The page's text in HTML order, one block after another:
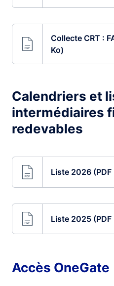
Collecte CRT :
Ko)
Calendriers et
intermédiaires
redevables
Liste 2026
Liste 2025
Accès OneGate